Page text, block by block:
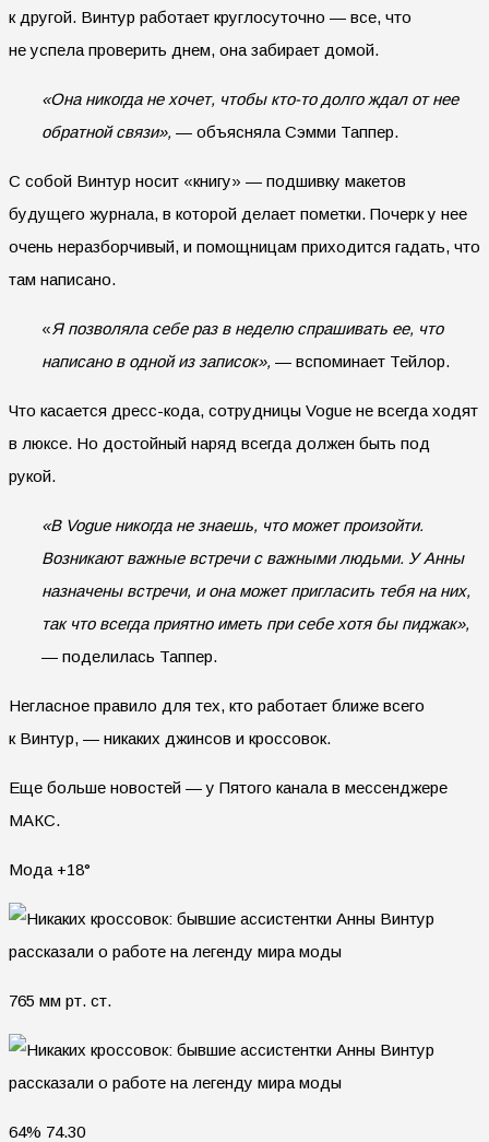
к другой. Винтур работает круглосуточно — все, что
не успела проверить днем, она забирает домой.
«Она никогда не хочет, чтобы кто-то долго ждал от нее
обратной связи», — объясняла Сэмми Таппер.
С собой Винтур носит «книгу» — подшивку макетов
будущего журнала, в которой делает пометки. Почерк у нее
очень неразборчивый, и помощницам приходится гадать, что
там написано.
«Я позволяла себе раз в неделю спрашивать ее, что
написано в одной из записок», — вспоминает Тейлор.
Что касается дресс-кода, сотрудницы Vogue не всегда ходят
в люксе. Но достойный наряд всегда должен быть под
рукой.
«В Vogue никогда не знаешь, что может произойти.
Возникают важные встречи с важными людьми. У Анны
назначены встречи, и она может пригласить тебя на них,
так что всегда приятно иметь при себе хотя бы пиджак»,
— поделилась Таппер.
Негласное правило для тех, кто работает ближе всего
к Винтур, — никаких джинсов и кроссовок.
Еще больше новостей — у Пятого канала в мессенджере
МАКС.
Мода +18°
765 мм рт. ст.
64% 74.30